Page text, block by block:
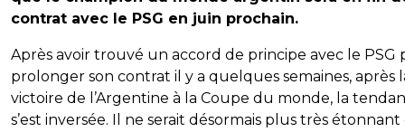
contrat avec le PSG en juin prochain.
Après avoir trouvé un accord de principe avec le PSG
prolonger son contrat il y a quelques semaines, après
victoire de l’Argentine à la Coupe du monde, la
s’est inversée. Il ne serait désormais plus très étonnant